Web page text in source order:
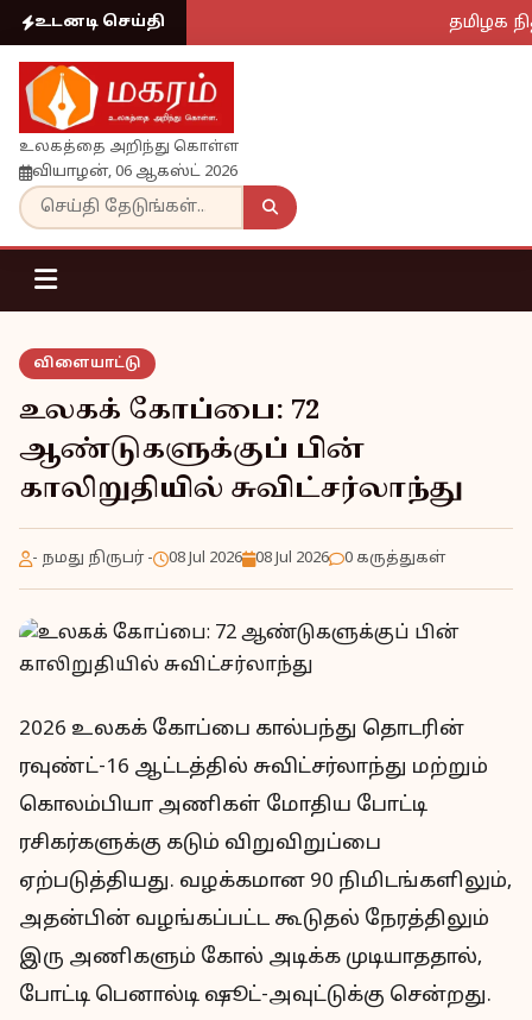
உடனடி செய்தி தமிழக
உலகத்தை அறிந்து கொள்ள
வியாழன், 06 ஆகஸ்ட் 2026
விளையாட்டு
உலகக் கோப்பை: 72
ஆண்டுகளுக்குப் பின்
காலிறுதியில் சுவிட்சர்லாந்து
- நமது நிருபர் - 08 Jul 2026 08 Jul 2026 0 கருத்துகள்
2026 உலகக் கோப்பை கால்பந்து தொடரின்
ரவுண்ட்-16 ஆட்டத்தில் சுவிட்சர்லாந்து மற்றும்
கொலம்பியா அணிகள் மோதிய போட்டி
ரசிகர்களுக்கு கடும் விறுவிறுப்பை
ஏற்படுத்தியது. வழக்கமான 90 நிமிடங்களிலும்,
அதன்பின் வழங்கப்பட்ட கூடுதல் நேரத்திலும்
இரு அணிகளும் கோல் அடிக்க முடியாததால்,
போட்டி பெனால்டி ஷூட்-அவுட்டுக்கு சென்றது.